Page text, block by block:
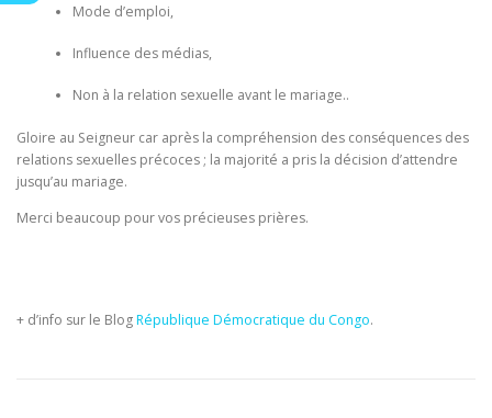
Mode d’emploi,
Influence des médias,
Non à la relation sexuelle avant le mariage..
Gloire au Seigneur car après la compréhension des conséquences des
relations sexuelles précoces ; la majorité a pris la décision d’attendre
jusqu’au mariage.
Merci beaucoup pour vos précieuses prières.
+ d’info sur le BlogRépublique Démocratique du Congo.